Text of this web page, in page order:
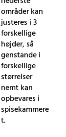
områder kan
justeres i 3
forskellige
højder, så
genstande i
forskellige
størrelser
nemt kan
opbevares i
spisekammere
t.